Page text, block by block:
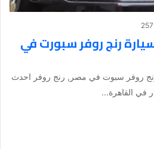
257
رنج روفر سبورت في
روفر سبوت في مصر, رنج روفر احدث
في القاهرة...